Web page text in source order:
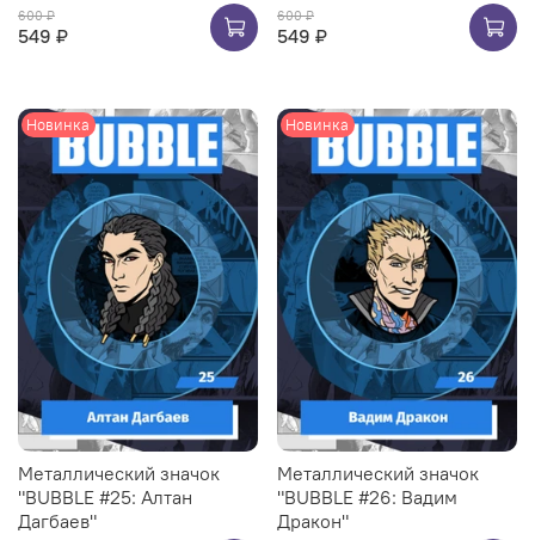
600 ₽
549 ₽
600 ₽
549 ₽
Новинка
Металлический значок
"BUBBLE #25: Алтан
Дагбаев"
Новинка
Металлический значок
"BUBBLE #26: Вадим
Дракон"